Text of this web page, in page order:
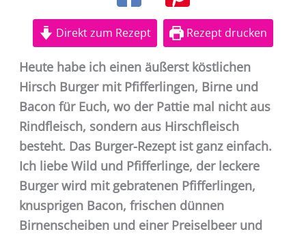
Direkt zum Rezept Rezept drucken
Heute habe ich einen äußerst köstlichen
Hirsch Burger mit Pfifferlingen, Birne und
Bacon für Euch, wo der Pattie mal nicht aus
Rindfleisch, sondern aus Hirschfleisch
besteht. Das Burger-Rezept ist ganz einfach.
Ich liebe Wild und Pfifferlinge, der leckere
Burger wird mit gebratenen Pfifferlingen,
knusprigen Bacon, frischen dünnen
Birnenscheiben und einer Preiselbeer und